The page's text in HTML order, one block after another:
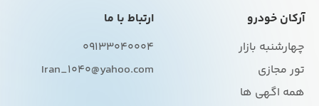
آرکان خودرو
چهارشنبه بازار
تور مجازی
همه اگهی ها
ارتباط با ما
09133040004
Iran_1040@yahoo.com